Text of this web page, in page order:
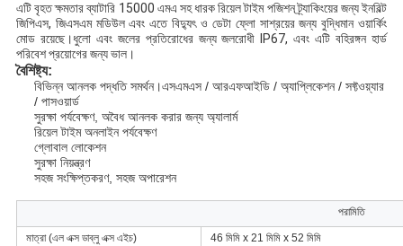
এটি বৃহত ক্ষমতার ব্যাটারি 15000 এমএ সহ ধারক রিয়েল টাইম পজিশন ট্র্যাকিংয়ের জন্য ইনবিল্ট
জিপিএস, জিএসএম মডিউল এবং এতে বিদ্যুৎ ও ডেটা ফ্লো সাশ্রয়ের জন্য বুদ্ধিমান ওয়ার্কিং
মোড রয়েছে।ধুলো এবং জলের প্রতিরোধের জন্য জলরোধী IP67, এবং এটি বহিরঙ্গন হার্ড
পরিবেশ প্রয়োগের জন্য ভাল।
বৈশিষ্ট্য:
বিভিন্ন আনলক পদ্ধতি সমর্থন।এসএমএস / আরএফআইডি / অ্যাপ্লিকেশন / সফ্টওয়্যার
/ পাসওয়ার্ড
সুরক্ষা পর্যবেক্ষণ, অবৈধ আনলক করার জন্য অ্যালার্ম
রিয়েল টাইম অনলাইন পর্যবেক্ষণ
গ্লোবাল লোকেশন
সুরক্ষা নিয়ন্ত্রণ
সহজ সংক্ষিপ্তকরণ, সহজ অপারেশন
পরামিতি
মাত্রা (এল এক্স ডাব্লু এক্স এইচ) 46 মিমি x 21 মিমি x 52 মিমি